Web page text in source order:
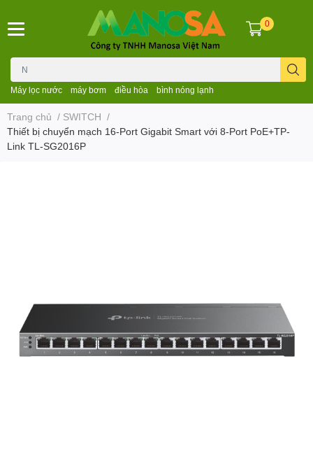
Máy lọc nước máy bơm điều hòa bình nóng lạnh
0
Trang chủ / SWITCH /
Thiết bị chuyển mạch 16-Port Gigabit Smart với 8-Port PoE+TP-
Link TL-SG2016P